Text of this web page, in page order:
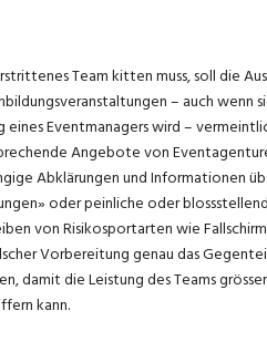
Team kitten muss, soll die
– auch wenn
eines Eventmanagers wird –
Angebote von
Abklärungen und Informationen
oder peinliche oder
von Risikosportarten wie
Vorbereitung genau das
damit die Leistung des Teams
kann.